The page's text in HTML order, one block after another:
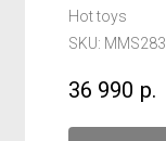
Hot toys
SKU: MMS283
36 990 р.